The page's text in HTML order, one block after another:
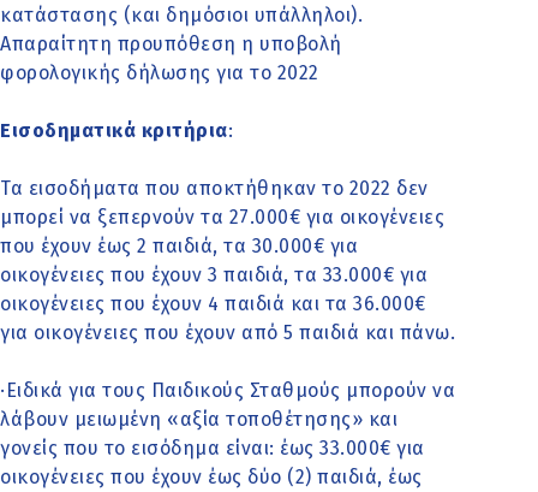
κατάστασης (και δημόσιοι υπάλληλοι).
Απαραίτητη προυπόθεση η υποβολή
φορολογικής δήλωσης για το 2022
Εισοδηματικά κριτήρια:
Τα εισοδήματα που αποκτήθηκαν το 2022 δεν
μπορεί να ξεπερνούν τα 27.000€ για οικογένειες
που έχουν έως 2 παιδιά, τα 30.000€ για
οικογένειες που έχουν 3 παιδιά, τα 33.000€ για
οικογένειες που έχουν 4 παιδιά και τα 36.000€
για οικογένειες που έχουν από 5 παιδιά και πάνω.
·Ειδικά για τους Παιδικούς Σταθμούς μπορούν να
λάβουν μειωμένη «αξία τοποθέτησης» και
γονείς που το εισόδημα είναι: έως 33.000€ για
οικογένειες που έχουν έως δύο (2) παιδιά, έως